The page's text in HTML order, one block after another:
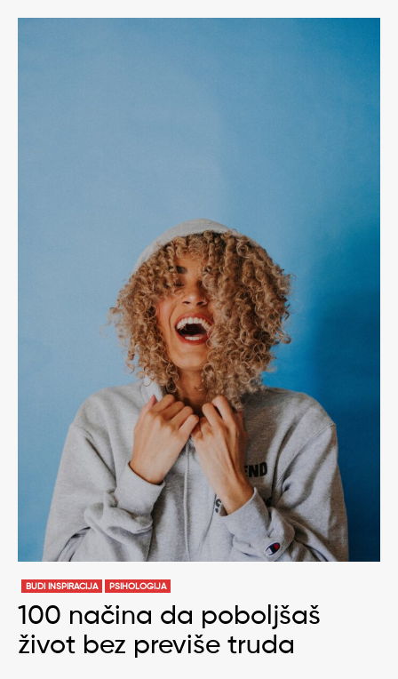
BUDI INSPIRACIJA PSIHOLOGIJA
100 načina da poboljšaš
život bez previše truda